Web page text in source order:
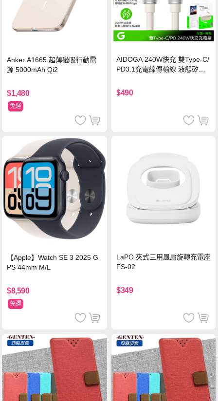
Anker A1665 超薄磁吸行動電
源 5000mAh Qi2
$1,480
免運
AIDOGA 240W快充 雙Type-C/
PD3.1充電線傳輸線 液態矽膠
機/平板/筆電
$490
【Apple】Watch SE 3 2025 G
PS 44mm M/L
$8,590
免運
LaPO 夾式三用風扇旋轉充電座
FS-02
$349